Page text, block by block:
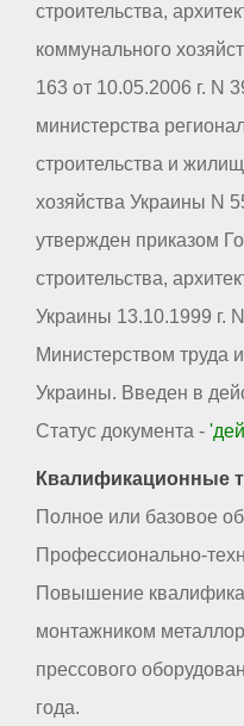
строительства,
коммунального
163 от 10.05.2006 г. N
министерства
строительства и
хозяйства Украины N
утвержден приказом
строительства,
Украины 13.10.1999 г.
Министерством труда
Украины. Введен в
Статус документа -
Квалификационные
Полное или базовое
Профессионально-
Повышение
монтажником
прессового
года.